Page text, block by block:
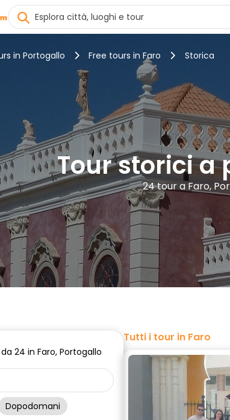
in Portogallo Free tours in Faro Storica
Tour storici a
24 tour a Faro,
da 24 in Faro, Portogallo
Dopodomani
Tutti i tour in Faro